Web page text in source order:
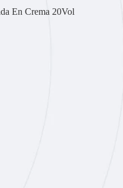
En Crema 20Vol